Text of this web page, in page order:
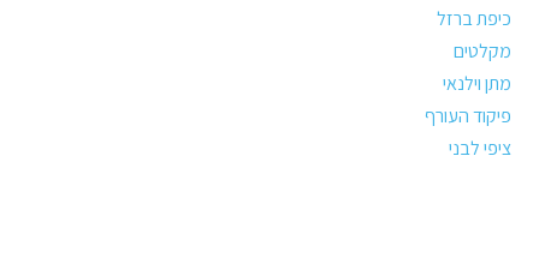
כיפת ברזל
מקלטים
מתן וילנאי
פיקוד העורף
ציפי לבני